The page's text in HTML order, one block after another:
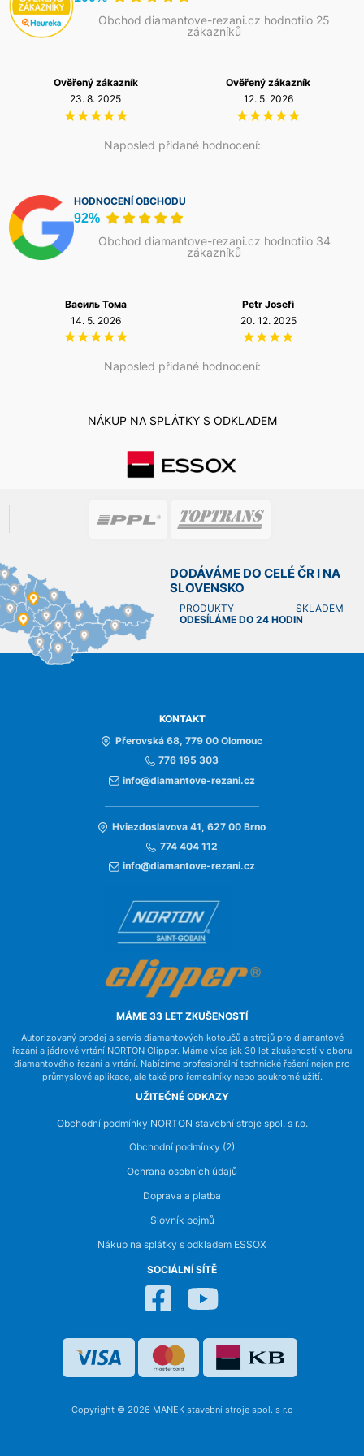
zalepování segmentů, nerovnoměrný úběr nebo zbytečně
vysoké opotřebení.Norton Clipper proto nabízí široký
systém diamantových segmentů, PCD křídel i lešticích
systém diamantových nástrojů, možnost připojení
průmyslového vysavače i vodního chlazení a u planetových
dokončovacím režimem.
Tyto konstrukční prvky zvyšují
produktivitu práce, snižují nároky na údržbu a umožňují
dosahovat konzistentních výsledků při broušení i leštění
Obchod diamantove-rezani.cz hodnotilo 25
zákazníků
Naposled přidané hodnocení:
Ověřený zákazník
23. 8. 2025
Ověřený zákazník
12. 5. 2026
HODNOCENÍ OBCHODU
92%
Obchod diamantove-rezani.cz hodnotilo 34
zákazníků
Naposled přidané hodnocení:
Василь Тома
14. 5. 2026
Petr Josefi
20. 12. 2025
NÁKUP NA SPLÁTKY S ODKLADEM
DODÁVÁME DO CELÉ ČR I NA
SLOVENSKO
PRODUKTY SKLADEM
ODESÍLÁME DO 24 HODIN
KONTAKT
Přerovská 68, 779 00 Olomouc
776 195 303
info@diamantove-rezani.cz
Hviezdoslavova 41, 627 00 Brno
774 404 112
info@diamantove-rezani.cz
MÁME 33 LET ZKUŠENOSTÍ
Autorizovaný prodej a servis diamantových kotoučů a strojů pro diamantové
řezání a jádrové vrtání NORTON Clipper. Máme více jak 30 let zkušeností v oboru
diamantového řezání a vrtání. Nabízíme profesionální technické řešení nejen pro
průmyslové aplikace, ale také pro řemeslníky nebo soukromé užití.
UŽITEČNÉ ODKAZY
Obchodní podmínky NORTON stavební stroje spol. s r.o.
Obchodní podmínky (2)
Ochrana osobních údajů
Doprava a platba
Slovník pojmů
Nákup na splátky s odkladem ESSOX
SOCIÁLNÍ SÍTĚ
Copyright © 2026 MANEK stavební stroje spol. s r.o